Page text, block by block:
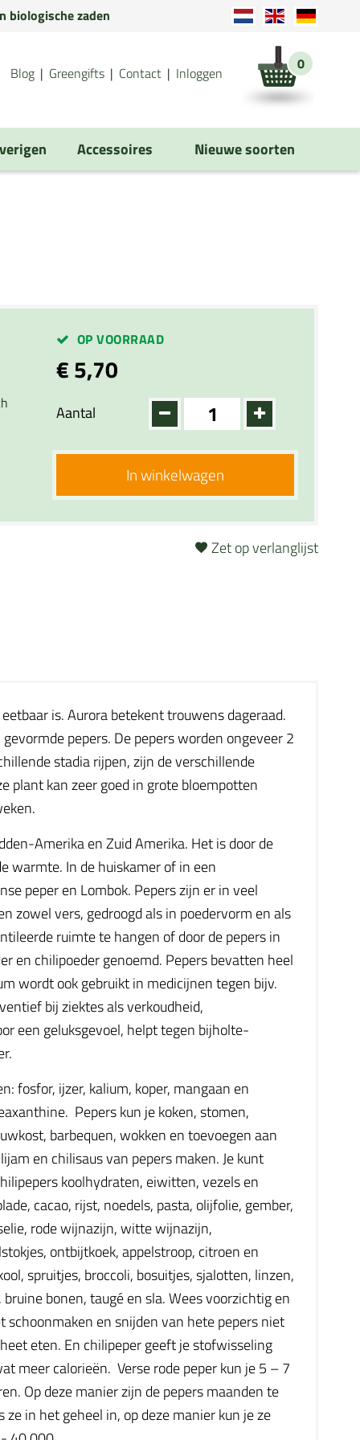
biologische zaden
Blog Greengifts Contact Inloggen 0
Accessoires Nieuwe soorten
OP VOORRAAD
€ 5,70
Aantal
In winkelwagen
Zet op verlanglijst
is. Aurora betekent trouwens dageraad.
pepers. De pepers worden ongeveer 2
stadia rijpen, zijn de verschillende
plant kan zeer goed in grote bloempotten
Amerika en Zuid Amerika. Het is door de
warmte. In de huiskamer of in een
peper en Lombok. Pepers zijn er in veel
zowel vers, gedroogd als in poedervorm en als
ruimte te hangen of door de pepers in
en chilipoeder genoemd. Pepers bevatten heel
wordt ook gebruikt in medicijnen tegen bijv.
bij ziektes als verkoudheid,
een geluksgevoel, helpt tegen bijholte-
fosfor, ijzer, kalium, koper, mangaan en
Pepers kun je koken, stomen,
barbequen, wokken en toevoegen aan
en chilisaus van pepers maken. Je kunt
koolhydraten, eiwitten, vezels en
cacao, rijst, noedels, pasta, olijfolie, gember,
rode wijnazijn, witte wijnazijn,
ontbijtkoek, appelstroop, citroen en
spruitjes, broccoli, bosuitjes, sjalotten, linzen,
bonen, taugé en sla. Wees voorzichtig en
schoonmaken en snijden van hete pepers niet
eten. En chilipeper geeft je stofwisseling
meer calorieën. Verse rode peper kun je 5 – 7
Op deze manier zijn de pepers maanden te
in het geheel in, op deze manier kun je ze